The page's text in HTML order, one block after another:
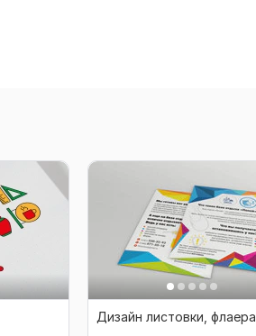
Дизайн листовки, флаера